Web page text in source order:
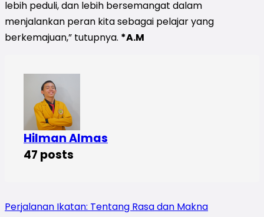
lebih peduli, dan lebih bersemangat dalam
menjalankan peran kita sebagai pelajar yang
berkemajuan,” tutupnya. *A.M
Hilman Almas
47 posts
Perjalanan Ikatan: Tentang Rasa dan Makna